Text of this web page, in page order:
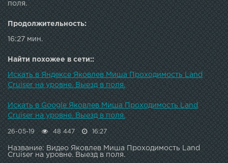
поля.
Продолжительность:
16:27 мин.
Найти похожее в сети::
Искать в Яндексе Яковлев Миша Проходимость Land
Cruiser на уровне. Выезд в поля.
Искать в Google Яковлев Миша Проходимость Land
Cruiser на уровне. Выезд в поля.
26-05-19 48 447 16:27
Название: Видео Яковлев Миша Проходимость Land
Cruiser на уровне. Выезд в поля.